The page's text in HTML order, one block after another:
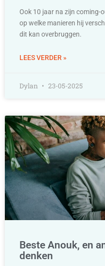
Ook 10 jaar na zijn coming-
op welke manieren hij
dit kan overbruggen.
LEES VERDER »
Dylan 23-05-2025
Beste Anouk, en
denken